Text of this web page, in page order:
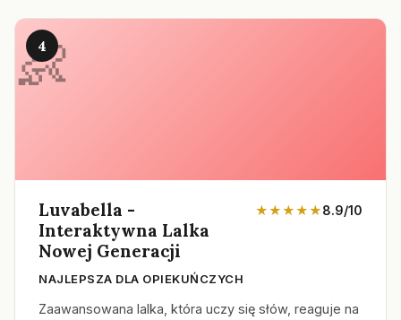
4
Luvabella -
Interaktywna Lalka
Nowej Generacji
★★★★★8.9/10
NAJLEPSZA DLA OPIEKUŃCZYCH
Zaawansowana lalka, która uczy się słów, reaguje na